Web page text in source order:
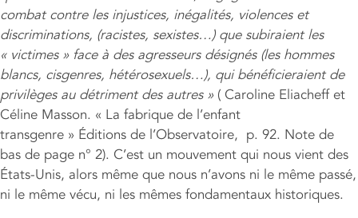
combat contre les injustices, inégalités, violences et
discriminations, (racistes, sexistes…) que subiraient les
« victimes » face à des agresseurs désignés (les hommes
blancs, cisgenres, hétérosexuels…), qui bénéficieraient de
privilèges au détriment des autres » ( Caroline Eliacheff et
Céline Masson. « La fabrique de l’enfant
transgenre » Éditions de l’Observatoire, p. 92. Note de
bas de page n° 2). C’est un mouvement qui nous vient des
États-Unis, alors même que nous n’avons ni le même passé,
ni le même vécu, ni les mêmes fondamentaux historiques.